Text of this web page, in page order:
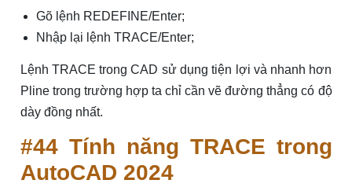
Gõ lệnh REDEFINE/Enter;
Nhập lại lệnh TRACE/Enter;
Lệnh TRACE trong CAD sử dụng tiện lợi và nhanh hơn
Pline trong trường hợp ta chỉ cần vẽ đường thẳng có độ
dày đồng nhất.
#44 Tính năng TRACE trong
AutoCAD 2024